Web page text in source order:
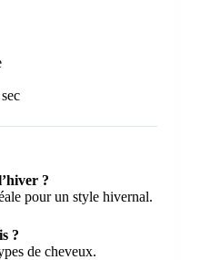
?
pour un style hivernal.
?
de cheveux.